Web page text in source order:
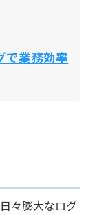
で業務効率
々膨大なログ